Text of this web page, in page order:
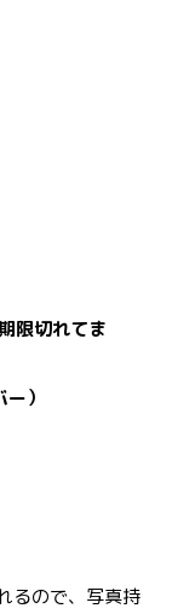
限切れてま
）
るので、写真持